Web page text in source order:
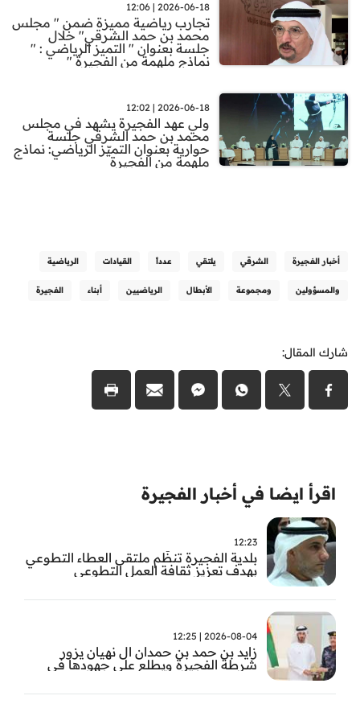
2026-06-18 | 12:06
تجارب رياضية مميزة ضمن " مجلس
محمد بن حمد الشرقي" خلال
جلسة بعنوان " التميز الرياضي : "
نماذج ملهمة من الفجيرة "
2026-06-18 | 12:02
ولي عهد الفجيرة يشهد في مجلس
محمد بن حمد الشرقي جلسة
حوارية بعنوان التميّز الرياضي: نماذج
ملهمة من الفجيرة
أخبار الفجيرة الشرقي يلتقي عدداً القيادات الرياضية
والمسؤولين ومجموعة الأبطال الرياضيين أبناء الفجيرة
شارك المقال:
اقرأ ايضا في أخبار الفجيرة
12:23
بلدية الفجيرة تنظّم ملتقى العطاء التطوعي
بهدف تعزيز ثقافة العمل التطوعي
2026-08-04 | 12:25
زايد بن حمد بن حمدان ال نهيان يزور
شرطة الفجيرة ويطلع على جهودها في